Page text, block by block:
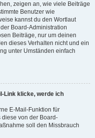
zeigen an, wie viele Beiträge
Benutzer wie
kannst du den Wortlaut
Board-Administration
Beiträge, nur um deinen
dieses Verhalten nicht und ein
unter Umständen einfach
Link klicke, werde ich
E-Mail-Funktion für
diese von der Board-
soll den Missbrauch